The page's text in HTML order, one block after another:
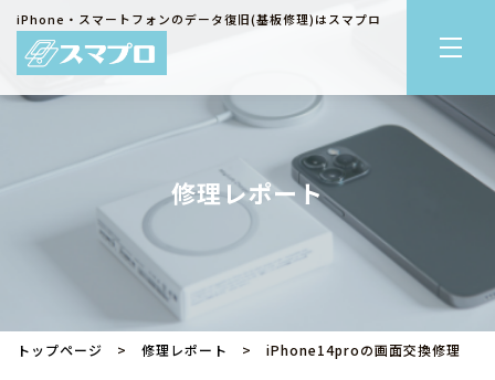
iPhone・スマートフォンのデータ復旧(基板修理)はスマプロ
修理レポート
トップページ > 修理レポート > iPhone14proの画面交換修理